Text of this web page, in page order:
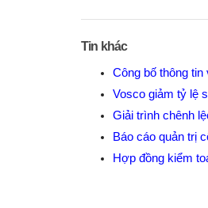
Tin khác
Công bố thông
Vosco giảm tỷ lệ
Giải trình chênh
Báo cáo quản trị
Hợp đồng kiểm